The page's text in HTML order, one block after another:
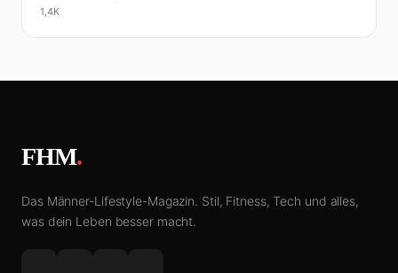
1,4K
FHM.
Das Männer-Lifestyle-Magazin. Stil, Fitness, Tech und alles,
was dein Leben besser macht.